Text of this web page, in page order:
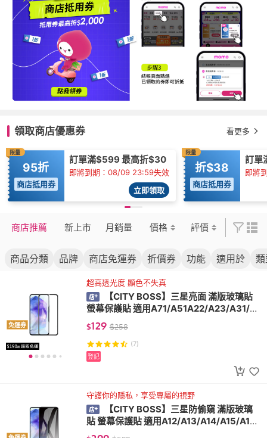
領取商店優惠券 看更多
限量
95折
商店抵用券
訂單滿$599 最高折$30
即將到期：08/09 23:59失效
立即領取
限量
折$38
商店抵用券
訂單
即將
商店推薦 新上市 月銷量 價格 評價
商品分類 品牌 商店免運券 折價券 功能 適用於
免運券
超高透光度 顯色不失真
【CITY BOSS】三星亮面 滿版玻璃貼
螢幕保護貼 適用A71/A51A22/A23/A31/A
32/A52/A52/A55/4G/5G
$129 $258
(7)
登記
守護你的隱私，享受專屬的視野
【CITY BOSS】三星防偷窺 滿版玻璃
貼 螢幕保護貼 適用A12/A13/A14/A15/A16/
A20/A23/A24/A25/A30/A32/A33/A34/